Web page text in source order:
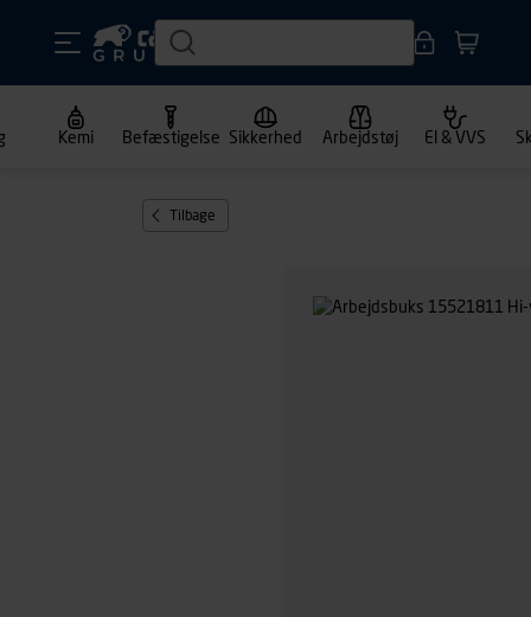
Kemi Befæstigelse Sikkerhed Arbejdstøj El & VVS
Tilbage